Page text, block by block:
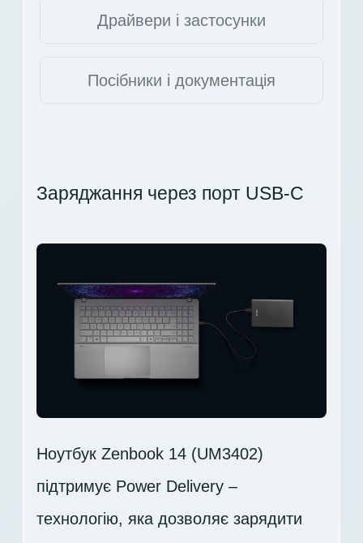
Драйвери і застосунки
Посібники і документація
Заряджання через порт USB-C
Ноутбук Zenbook 14 (UM3402)
підтримує Power Delivery –
технологію, яка дозволяє зарядити